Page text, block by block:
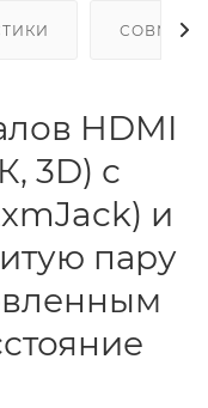
HDMI
3D) с
и
пару